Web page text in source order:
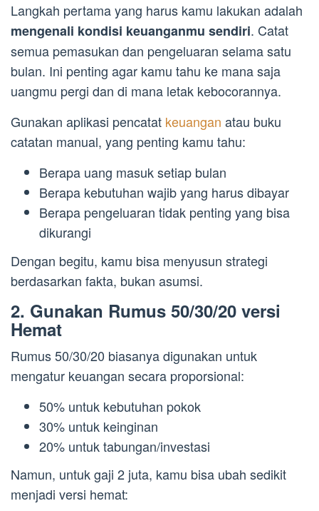
Langkah pertama yang harus kamu lakukan adalah
mengenali kondisi keuanganmu sendiri. Catat
semua pemasukan dan pengeluaran selama satu
bulan. Ini penting agar kamu tahu ke mana saja
uangmu pergi dan di mana letak kebocorannya.
Gunakan aplikasi pencatat keuangan atau buku
catatan manual, yang penting kamu tahu:
Berapa uang masuk setiap bulan
Berapa kebutuhan wajib yang harus dibayar
Berapa pengeluaran tidak penting yang bisa
dikurangi
Dengan begitu, kamu bisa menyusun strategi
berdasarkan fakta, bukan asumsi.
2. Gunakan Rumus 50/30/20 versi
Hemat
Rumus 50/30/20 biasanya digunakan untuk
mengatur keuangan secara proporsional:
50% untuk kebutuhan pokok
30% untuk keinginan
20% untuk tabungan/investasi
Namun, untuk gaji 2 juta, kamu bisa ubah sedikit
menjadi versi hemat: